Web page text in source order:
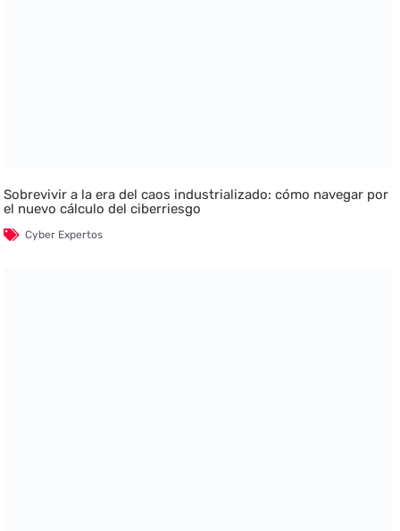
Sobrevivir a la era del caos industrializado: cómo navegar por
el nuevo cálculo del ciberriesgo
Cyber Expertos